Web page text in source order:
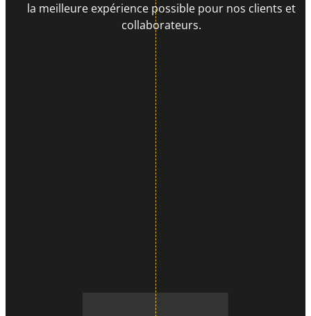
la meilleure expérience possible pour nos clients et
collaborateurs.